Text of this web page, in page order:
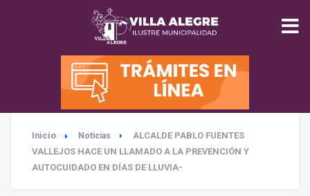
INICIO
MUNICIPALIDAD
SEGURIDAD
Inicio Noticias
ALCALDE PABLO FUENTES
VALLEJOS HACE UN LLAMADO A LA PREVENCIÓN Y
AUTOCUIDADO EN DÍAS DE LLUVIA-